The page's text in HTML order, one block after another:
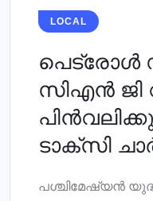
LOCAL
സിഎന്‍ ജി
ടാക്‌സി
പശ്ചിമേഷ്യന്‍